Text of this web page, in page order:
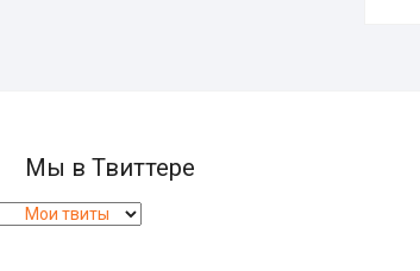
Мы в Твиттере
Мои твиты